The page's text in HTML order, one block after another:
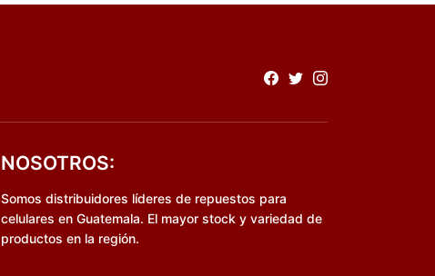
NOSOTROS:
Somos distribuidores líderes de repuestos para
celulares en Guatemala. El mayor stock y variedad de
productos en la región.